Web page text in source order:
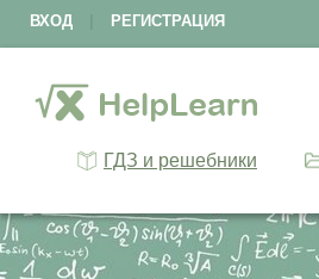
ВХОД РЕГИСТРАЦИЯ
ГДЗ и решебники